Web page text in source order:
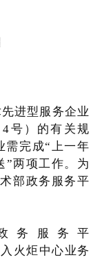
进型服务企业
号）的有关规
需完成“上一年
”两项工作。为
部政务服务平
务服务平
火炬中心业务